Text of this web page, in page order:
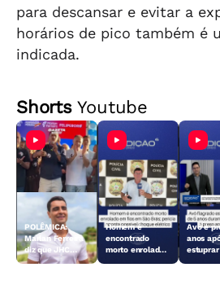
para descansar e evitar a
horários de pico também é
indicada.
ShortsYoutube
POLÊMICA:
Marlan Ferreira
diz que JHC
traiu aliados:
Homem é
encontrado
morto enrolado
Avô é
anos